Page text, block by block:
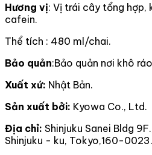
Hương vị: Vị trái cây tổng hợp,
cafein.
Thể tích : 480 ml/chai.
Bảo quản:Bảo quản nơi khô
Xuất xứ: Nhật Bản.
Sản xuất bởi: Kyowa Co., Ltd.
Địa chỉ: Shinjuku Sanei Bldg
Shinjuku - ku, Tokyo,160-0023.